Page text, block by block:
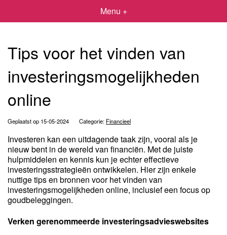
Menu +
Tips voor het vinden van
investeringsmogelijkheden
online
Geplaatst op 15-05-2024 Categorie: Financieel
Investeren kan een uitdagende taak zijn, vooral als je
nieuw bent in de wereld van financiën. Met de juiste
hulpmiddelen en kennis kun je echter effectieve
investeringsstrategieën ontwikkelen. Hier zijn enkele
nuttige tips en bronnen voor het vinden van
investeringsmogelijkheden online, inclusief een focus op
goudbeleggingen.
Verken gerenommeerde investeringsadvieswebsites